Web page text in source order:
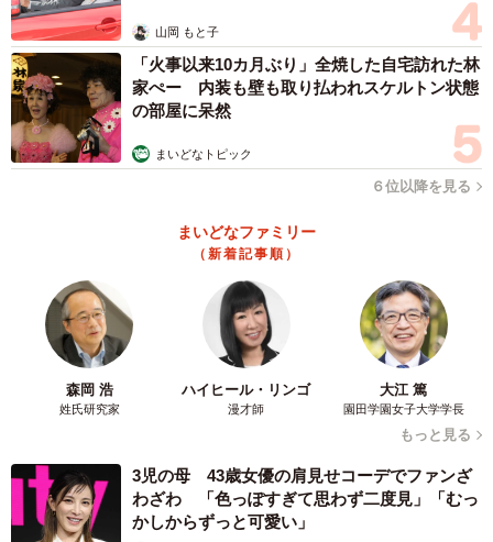
制作されたマンモスは、親マンモス「わらら」・子マンモ
ス「まい」・孫マンモス「れん」の３頭。それぞれの高さ
は７m、３m、１m３０cm（令和６年４月現在）と、ねぎ子
さんが電車の中から見て驚いたというのもうなずける大き
さです。
わらマンモス① ※西予市観光物産協会提供
山岡 もと子
「火事以来10カ月ぶり」全焼した自宅訪れた林
家ぺー 内装も壁も取り払われスケルトン状態
の部屋に呆然
まいどなトピック
６位以降を見る
まいどなファミリー
（新着記事順）
森岡 浩
姓氏研究家
ハイヒール・リンゴ
漫才師
大江 篤
園田学園女子大学学長
もっと見る
3児の母 43歳女優の肩見せコーデでファンざ
わざわ 「色っぽすぎて思わず二度見」「むっ
かしからずっと可愛い」